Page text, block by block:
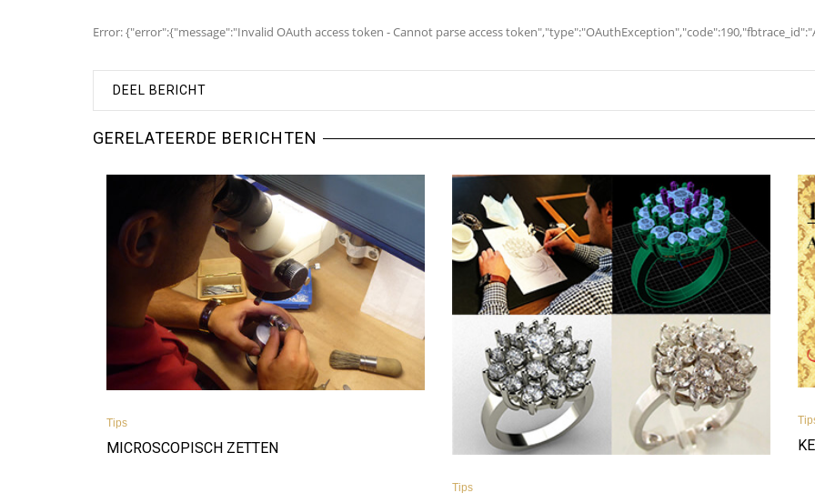
Error: {"error":{"message":"Invalid OAuth access token - Cannot parse access
DEEL BERICHT
GERELATEERDE BERICHTEN
Tips
MICROSCOPISCH ZETTEN
Tips